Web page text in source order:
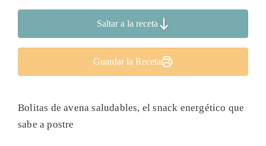
Saltar a la receta
Guardar la Receta
Bolitas de avena saludables, el snack energético que
sabe a postre